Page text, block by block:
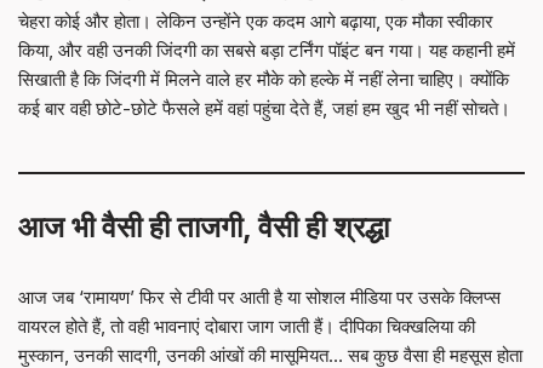
चेहरा कोई और होता। लेकिन उन्होंने एक कदम आगे बढ़ाया, एक मौका स्वीकार
किया, और वही उनकी जिंदगी का सबसे बड़ा टर्निंग पॉइंट बन गया। यह कहानी हमें
सिखाती है कि जिंदगी में मिलने वाले हर मौके को हल्के में नहीं लेना चाहिए। क्योंकि
कई बार वही छोटे-छोटे फैसले हमें वहां पहुंचा देते हैं, जहां हम खुद भी नहीं सोचते।
आज भी वैसी ही ताजगी, वैसी ही श्रद्धा
आज जब ‘रामायण’ फिर से टीवी पर आती है या सोशल मीडिया पर उसके क्लिप्स
वायरल होते हैं, तो वही भावनाएं दोबारा जाग जाती हैं। दीपिका चिक्खलिया की
मुस्कान, उनकी सादगी, उनकी आंखों की मासूमियत… सब कुछ वैसा ही महसूस होता